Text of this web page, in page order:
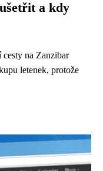
a kdy
na Zanzibar
letenek, protože